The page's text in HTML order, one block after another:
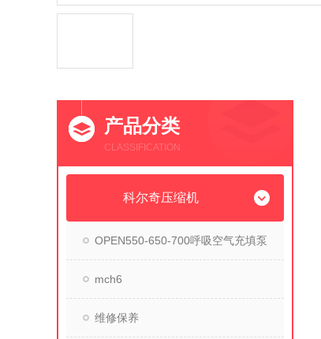
产品分类
CLASSIFICATION
科尔奇压缩机
OPEN550-650-700呼吸空气充填泵
mch6
维修保养